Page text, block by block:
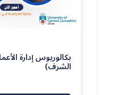
بكالوريوس إدارة
الشرف)